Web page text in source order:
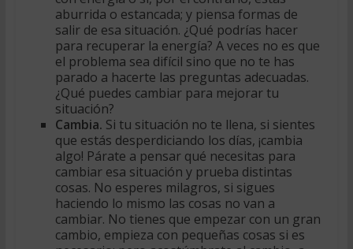
aburrida o estancada; y piensa formas de
salir de esa situación. ¿Qué podrías hacer
para recuperar la energía? A veces no es que
el problema sea difícil sino que no te has
parado a hacerte las preguntas adecuadas.
¿Qué puedes cambiar para mejorar tu
situación?
Cambia. Si tu situación no te llena, si sientes
que estás desperdiciando los días, ¡cambia
algo! Párate a pensar qué necesitas para
cambiar esa situación y prueba distintas
cosas. No esperes milagros, si sigues
haciendo lo mismo las cosas no van a
cambiar. No tienes que empezar con un gran
cambio, empieza con pequeñas cosas si es